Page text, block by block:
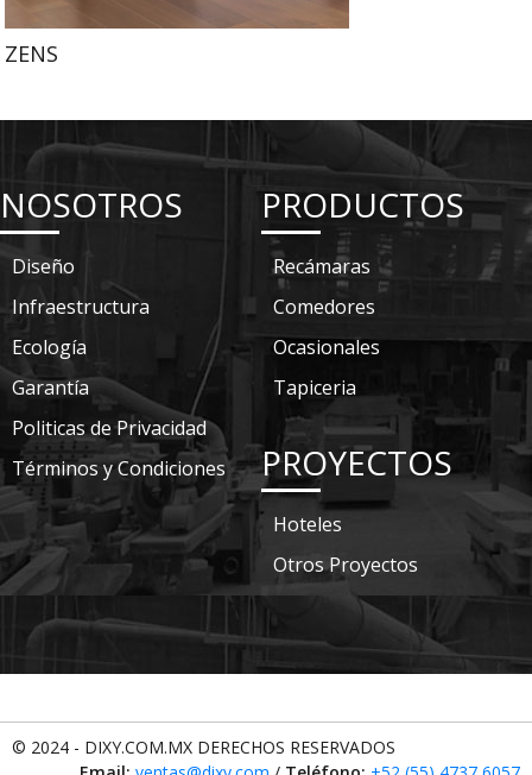
ZENS
NOSOTROS
Diseño
Infraestructura
Ecología
Garantía
Politicas de Privacidad
Términos y Condiciones
PRODUCTOS
Recámaras
Comedores
Ocasionales
Tapiceria
PROYECTOS
Hoteles
Otros Proyectos
© 2024 - DIXY.COM.MX DERECHOS RESERVADOS